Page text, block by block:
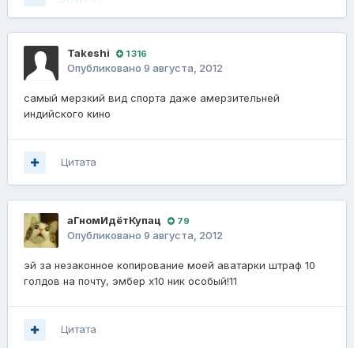
Takeshi 1 316
Опубликовано 9 августа, 2012
самый мерзкий вид спорта даже амерзительней
индийского кино
Цитата
аГномИдётКупац 79
Опубликовано 9 августа, 2012
эй за незаконное копирование моей аватарки штраф 10
голдов на почту, эмбер х10 ник особый!11
Цитата